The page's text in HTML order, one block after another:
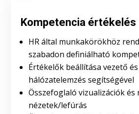
Kompetencia értékelés
HR által munkakörökhöz
szabadon definiálható
Értékelők beállítása vezető
hálózatelemzés segítségével
Összefoglaló vizualizációk és
nézetek/lefúrás